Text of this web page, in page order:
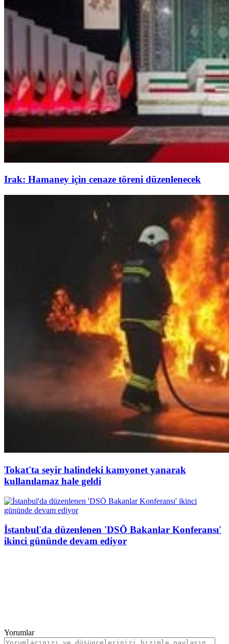
Irak: Hamaney için cenaze töreni düzenlenecek
Tokat'ta seyir halindeki kamyonet yanarak
kullanılamaz hale geldi
İstanbul'da düzenlenen 'DSÖ Bakanlar Konferansı'
ikinci gününde devam ediyor
Yorumlar